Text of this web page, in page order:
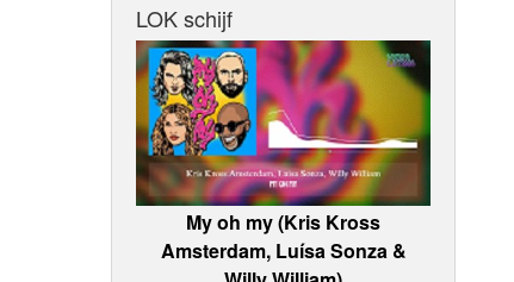
LOK schijf
My oh my (Kris Kross
Amsterdam, Luísa Sonza &